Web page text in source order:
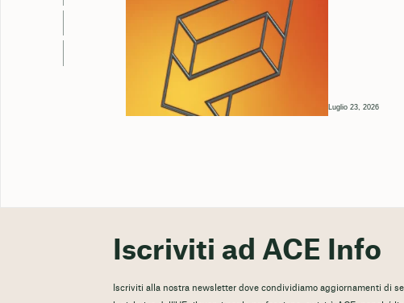
Luglio 23, 2026
Iscriviti ad ACE Info
Iscriviti alla nostra newsletter dove condividiamo aggiornamenti di